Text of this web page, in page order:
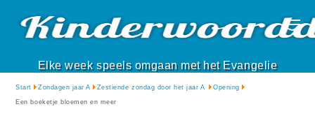
Elke week speels omgaan met het Evangelie
Start Zondagen jaar A Zestiende zondag door het jaar A Opening
Een boeketje bloemen en meer